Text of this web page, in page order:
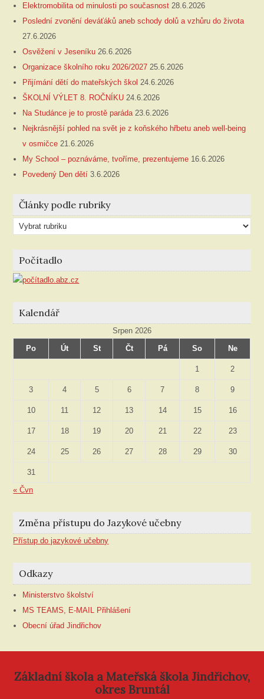
Elektromobilita od minulosti po současnost 28.6.2026
Poslední zvonění deváťáků aneb schody dolů a vzhůru do života
27.6.2026
Osvěžení v Jeseníku 26.6.2026
Organizace školního roku 2026/2027 25.6.2026
Přijímání dětí do mateřských škol 24.6.2026
ŠKOLNÍ VÝLET 8. ROČNÍKU 24.6.2026
Na Studánce je to prostě paráda 23.6.2026
Nejkrásnější pohled na svět je z koňského hřbetu aneb well-being
v osmičce 21.6.2026
My School – poznáváme, tvoříme, prezentujeme 16.6.2026
Povedený Den dětí 3.6.2026
Články podle rubriky
Články
podle
rubriky
Počítadlo
Kalendář
Srpen 2026
Po
Út St Čt Pá So Ne
1 2
3 4 5 6 7 8 9
10 11 12 13 14 15 16
17 18 19 20 21 22 23
24 25 26 27 28 29 30
31
« Čvn
Změna přístupu do Jazykové učebny
Přístup do jazykové učebny
Odkazy
Ministerstvo školství
MS TEAMS, E-MAIL Přihlášení
Obecní úřad Jindřichov
Základní škola a Mateřská škola Jindřichov,
okres Bruntál